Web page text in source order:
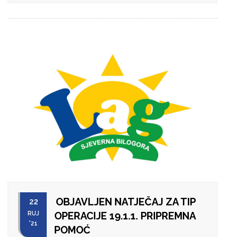
22
RUJ
'21
OBJAVLJEN NATJEČAJ ZA TIP
OPERACIJE 19.1.1. PRIPREMNA
POMOĆ